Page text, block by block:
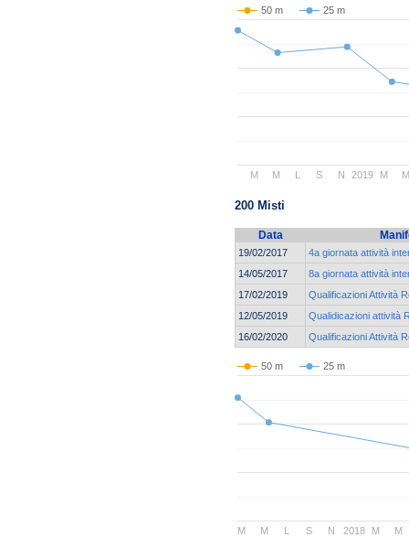
50 m 25 m
2019
M M L S N M M
200 Misti
Data
19/02/2017
4a giornata attività
14/05/2017
8a giornata attività
17/02/2019
Qualificazioni Attività
12/05/2019
Qualidicazioni attività
16/02/2020
Qualificazioni Attività
50 m 25 m
2018
M M L S N M M